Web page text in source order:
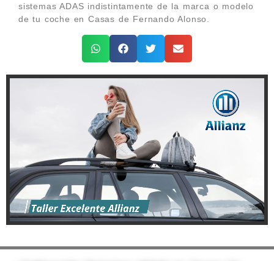
sistemas ADAS indistintamente de la marca o modelo
de tu coche en Casas de Fernando Alonso.